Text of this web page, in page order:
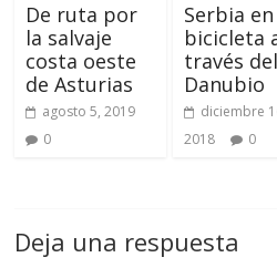
De ruta por
la salvaje
costa oeste
de Asturias
agosto 5, 2019
0
Serbia en
bicicleta
través del
Danubio
diciembre
2018
0
Deja una respuesta